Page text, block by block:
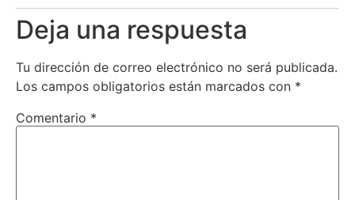
Deja una respuesta
Tu dirección de correo electrónico no será publicada.
Los campos obligatorios están marcados con *
Comentario *